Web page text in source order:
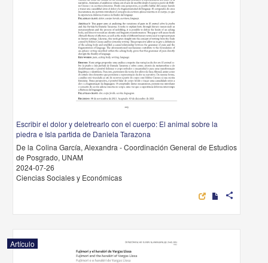
Escribir el dolor y deletrearlo con el cuerpo: El animal sobre la
piedra e Isla partida de Daniela Tarazona
De la Colina García, Alexandra - Coordinación General de Estudios
de Posgrado, UNAM
2024-07-26
Ciencias Sociales y Económicas
share
Artículo